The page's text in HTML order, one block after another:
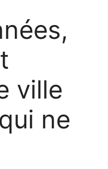
ville
ne